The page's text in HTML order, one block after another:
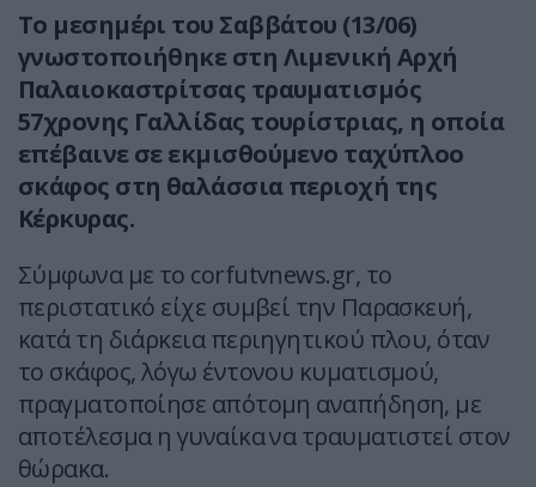
Το μεσημέρι του Σαββάτου (13/06)
γνωστοποιήθηκε στη Λιμενική Αρχή
Παλαιοκαστρίτσας τραυματισμός
57χρονης Γαλλίδας τουρίστριας, η οποία
επέβαινε σε εκμισθούμενο ταχύπλοο
σκάφος στη θαλάσσια περιοχή της
Κέρκυρας.
Σύμφωνα με το corfutvnews.gr, το
περιστατικό είχε συμβεί την Παρασκευή,
κατά τη διάρκεια περιηγητικού πλου, όταν
το σκάφος, λόγω έντονου κυματισμού,
πραγματοποίησε απότομη αναπήδηση, με
αποτέλεσμα η γυναίκα να τραυματιστεί στον
θώρακα.